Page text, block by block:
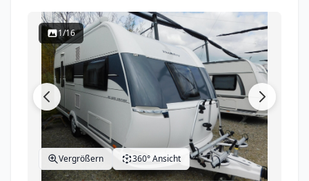
1/16
Vergrößern 360° Ansicht